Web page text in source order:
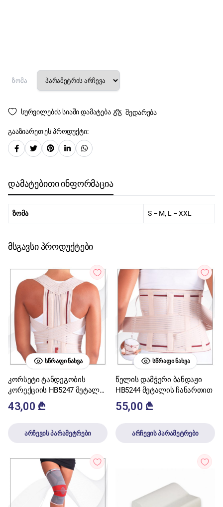
ზომა
სურვილების სიაში დამატება შედარება
გააზიარეთ ეს პროდუქტი:
დამატებითი ინფორმაცია
ზომა S – M, L – XXL
მსგავსი პროდუქტები
ᲡᲬᲠᲐᲤᲘ ᲜᲐᲮᲕᲐ
კორსეტი ტანდეგობის
კორექციის HB5247 მეტალის
ჩანართით
43,00 ₾
არჩევის პარამეტრები
ᲡᲬᲠᲐᲤᲘ ᲜᲐᲮᲕᲐ
წელის დამჭერი ბანდაჟი
HB5244 მეტალის ჩანართით
55,00 ₾
არჩევის პარამეტრები